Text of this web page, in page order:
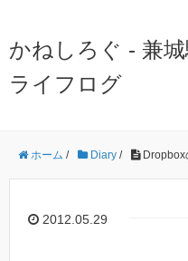
かねしろぐ - 兼
ライフログ
ホーム / Diary / Dropbox
2012.05.29